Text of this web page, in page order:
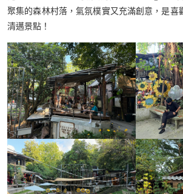
聚集的森林村落，氣氛樸實又充滿創意，是喜
清邁景點！